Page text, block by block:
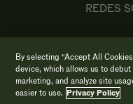
REDES
Direitos de autor
By selecting “Accept All
device, which allows us to
marketing, and analyze site
easier to use. Privacy Policy